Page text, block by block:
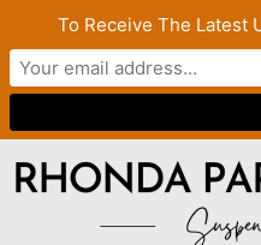
To Receive The Latest